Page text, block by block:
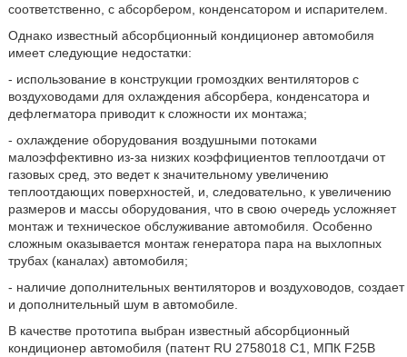
соответственно, с абсорбером, конденсатором и испарителем.
Однако известный абсорбционный кондиционер автомобиля
имеет следующие недостатки:
- использование в конструкции громоздких вентиляторов с
воздуховодами для охлаждения абсорбера, конденсатора и
дефлегматора приводит к сложности их монтажа;
- охлаждение оборудования воздушными потоками
малоэффективно из-за низких коэффициентов теплоотдачи от
газовых сред, это ведет к значительному увеличению
теплоотдающих поверхностей, и, следовательно, к увеличению
размеров и массы оборудования, что в свою очередь усложняет
монтаж и техническое обслуживание автомобиля. Особенно
сложным оказывается монтаж генератора пара на выхлопных
трубах (каналах) автомобиля;
- наличие дополнительных вентиляторов и воздуховодов, создает
и дополнительный шум в автомобиле.
В качестве прототипа выбран известный абсорбционный
кондиционер автомобиля (патент RU 2758018 С1, МПК F25B